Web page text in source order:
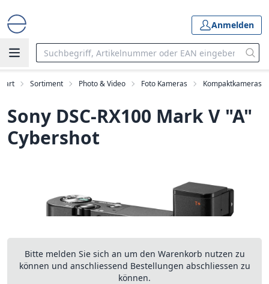
Anmelden
Sortiment Photo & Video Foto Kameras Kompaktkameras
Sony DSC-RX100 Mark V "A"
Cybershot
Bitte melden Sie sich an um den Warenkorb nutzen zu
können und anschliessend Bestellungen abschliessen zu
können.